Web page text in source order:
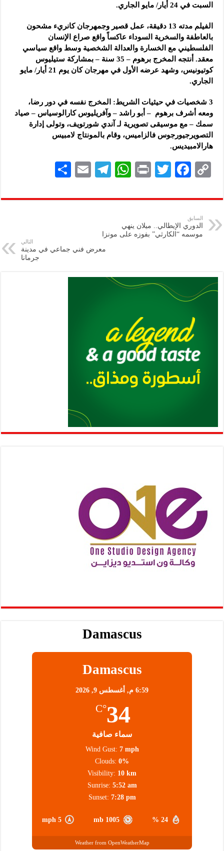
السبت في 24 أيار/ مايو الجاري.
الفيلم مدته 13 دقيقة، عمل قصير وجمهرجان كانريء مشحون
بالعاطفة والسخرية السوداء عاكساً واقع صراع الإنسان
الفلسطيني مع الخسارة والعدالة الشخصية وسط واقع سياسي
معقد. أنتجه المخرج برهوم – 35 سنة – بمشاركة ستيليوس
كوتيونيس، وشهد عرضه الأول في مهرجان كان يوم 21 أيار/ مايو
الجاري.
3 شخصيات في حيثيات الشريط: المخرج نفسه في دور رضا،
ومعه أشرف برهوم – أبو راشد – وآفريليوس كارالوسياس – صياد
سمك – مع موسيقى تصويرية لـ آندي شورتويف، وتولى إدارة
التصويرجيورجوس فالزاميس، وقام بالمونتاج لامبيس
هارالامبيديس.
C
p
y
Li
F
eb
k
T
tt
P
nt
W
at
A
Te
gr
E
ai
ar
السابق
الدوري الإيطالي.. ميلان ينهي
موسمه “الكارثي” بفوزه على مونزا
التالي
معرض فني جماعي في مدينة
جرمانا
Damascus
Damascus
6:59 م, أغسطس 9, 2026
34
°C
سماء صافية
24 %
1005 mb
5 mph
Wind Gust: 7 mph
Clouds: 0%
Visibility: 10 km
Sunrise: 5:52 am
Sunset: 7:28 pm
Weather from OpenWeatherMap